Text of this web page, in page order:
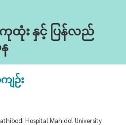
ထုံး နှင့် ပြန်လည်
ဉ်း
Hospital Mahidol University